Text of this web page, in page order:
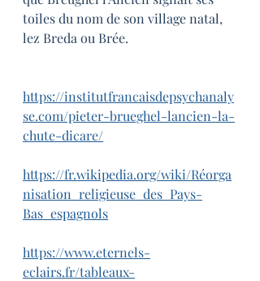
toiles du nom de son village natal,
lez Breda ou Brée.
https://institutfrancaisdepsychanaly
se.com/pieter-brueghel-lancien-la-
chute-dicare/
https://fr.wikipedia.org/wiki/Réorga
nisation_religieuse_des_Pays-
Bas_espagnols
https://www.eternels-
eclairs.fr/tableaux-